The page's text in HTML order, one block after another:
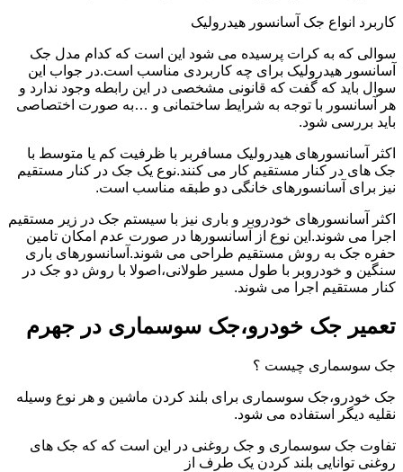
کاربرد انواع جک آسانسور هیدرولیک
سوالی که به کرات پرسیده می شود این است که کدام مدل جک
آسانسور هیدرولیک برای چه کاربردی مناسب است.در جواب این
سوال باید که گفت که قانونی مشخصی در این رابطه وجود ندارد و
هر آسانسور با توجه به شرایط ساختمانی و …به صورت اختصاصی
باید بررسی شود.
اکثر آسانسورهای هیدرولیک مسافربر با ظرفیت کم یا متوسط با
جک های در کنار مستقیم کار می کنند.نوع یک جک در کنار مستقیم
نیز برای آسانسورهای خانگی دو طبقه مناسب است.
اکثر آسانسورهای خودروبر و باری نیز با سیستم جک در زیر مستقیم
اجرا می شوند.این نوع از آسانسورها در صورت عدم امکان تامین
حفره جک به روش مستقیم طراحی می شوند.آسانسورهای باری
سنگین و خودروبر با طول مسیر طولانی،اصولا با روش دو جک در
کنار مستقیم اجرا می شوند.
تعمیر جک خودرو،جک سوسماری در جهرم
جک سوسماری چیست ؟
جک خودرو،جک سوسماری برای بلند کردن ماشین و هر نوع وسیله
نقلیه دیگر استفاده می شود.
تفاوت جک سوسماری و جک روغنی در این است که که جک های
روغنی توانایی بلند کردن یک طرف از